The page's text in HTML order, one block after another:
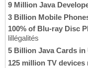
9 Million Java
3 Billion Mobile
100% of Blu-ray Disc
lillégalités
5 Billion Java Cards in
125 million TV devices